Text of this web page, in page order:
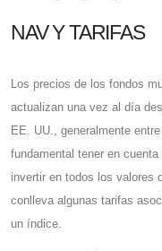
NAV Y TARIFAS
Los precios de los fondos
actualizan una vez al día
EE. UU., generalmente
fundamental tener en
invertir en todos los valores
conlleva algunas tarifas
un índice.